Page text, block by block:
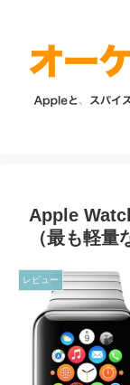
Apple
（最も軽量
レビュー